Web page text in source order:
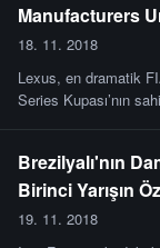
Manufacturers
18. 11. 2018
Lexus, en dramatik
Series Kupası’nın
Brezilyalı'nın
Birinci Yarışın
19. 11. 2018